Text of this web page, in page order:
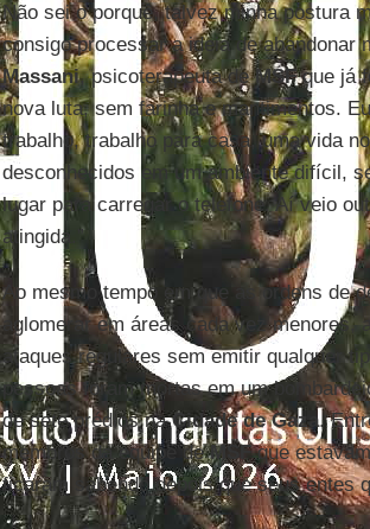
Não sei o porquê, talvez minha postura
consigo processar a ideia de abandonar
Massani, psicoterapeuta deMSFque já
nova luta, sem farinha e mantimentos.
trabalho, trabalho para casa, uma vida
desconhecidos em um ambiente difícil,
lugar para carregar o telefone. Aí veio
atingida.”
Ao mesmo tempo em que as ordens de
aglomerar em áreas cada vez menores,
ataques regulares sem emitir qualquer
pessoas foram mortas em um
de sete prédios naCidade de Gaza.
membros da equipe deMSFque
ficaram sabendo depois que seus entes